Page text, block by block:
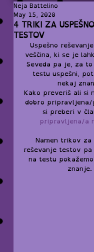
4 TRIKI ZA
TESTOV
Neja Battelino
May 15, 2020
Uspešno
veščina, ki se je
Seveda pa je, za
testu uspešni,
nekaj
Kako preveriš ali si
dobro
si preberi v
pripravljena/a
Namen trikov za
reševanje testov
na testu
znanje.